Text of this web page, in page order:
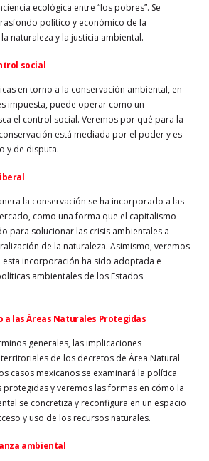
ecológica entre “los pobres”. Se
político y económico de la
naturaleza y la justicia ambiental.
social
en torno a la conservación ambiental, en
impuesta, puede operar como un
el control social. Veremos por qué para la
está mediada por el poder y es
y de disputa.
la conservación se ha incorporado a las
como una forma que el capitalismo
para solucionar las crisis ambientales a
de la naturaleza. Asimismo, veremos
esta incorporación ha sido adoptada e
ambientales de los Estados
a las Áreas Naturales Protegidas
generales, las implicaciones
de los decretos de Área Natural
casos mexicanos se examinará la política
protegidas y veremos las formas en cómo la
se concretiza y reconfigura en un espacio
y uso de los recursos naturales.
ambiental